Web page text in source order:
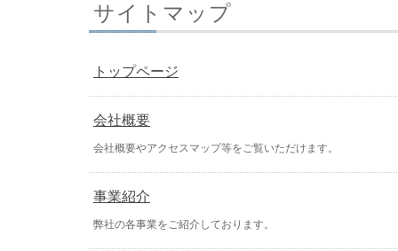
サイトマップ
トップページ
会社概要
会社概要やアクセスマップ等をご覧いただけます。
事業紹介
弊社の各事業をご紹介しております。